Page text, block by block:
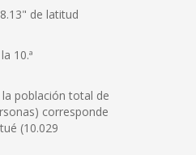
de latitud
10.ª
población total de
corresponde
(10.029